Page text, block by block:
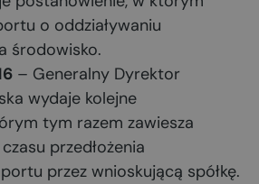
o oddziaływaniu
środowisko.
– Generalny Dyrektor
wydaje kolejne
tym razem zawiesza
przedłożenia
przez wnioskującą spółkę.